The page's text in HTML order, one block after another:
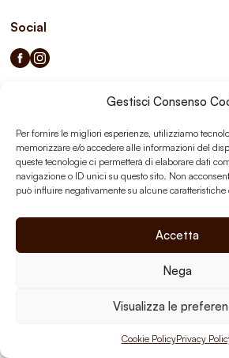
Gestisci Consenso
Per fornire le migliori esperienze, utilizziamo
memorizzare e/o accedere alle informazioni del
queste tecnologie ci permetterà di elaborare dati
navigazione o ID unici su questo sito. Non
può influire negativamente su alcune
Accetta
Nega
Visualizza le
Cookie PolicyPrivacy
Social
Cookie Policy